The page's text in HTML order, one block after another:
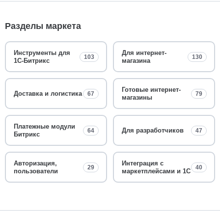
Разделы маркета
Инструменты для
1С-Битрикс
103
Для интернет-
магазина
130
Доставка и логистика 67
Готовые интернет-
магазины
79
Платежные модули
Битрикс
64 Для разработчиков 47
Авторизация,
пользователи
29
Интеграция с
маркетплейсами и 1С
40